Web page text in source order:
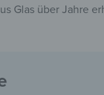
Glas über Jahre